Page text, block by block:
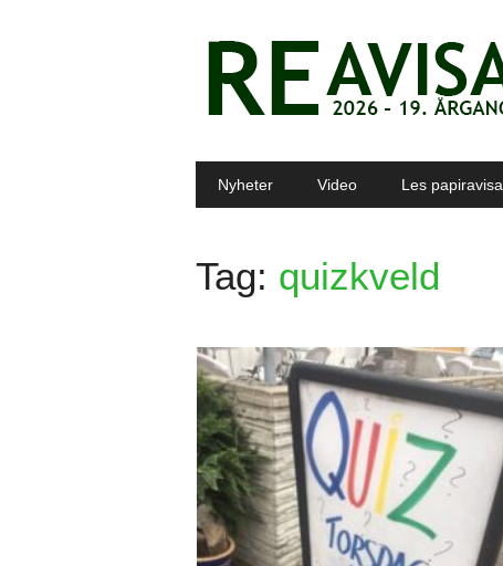
Main menu
Nyheter Video Les papiravisa
Tag: quizkveld